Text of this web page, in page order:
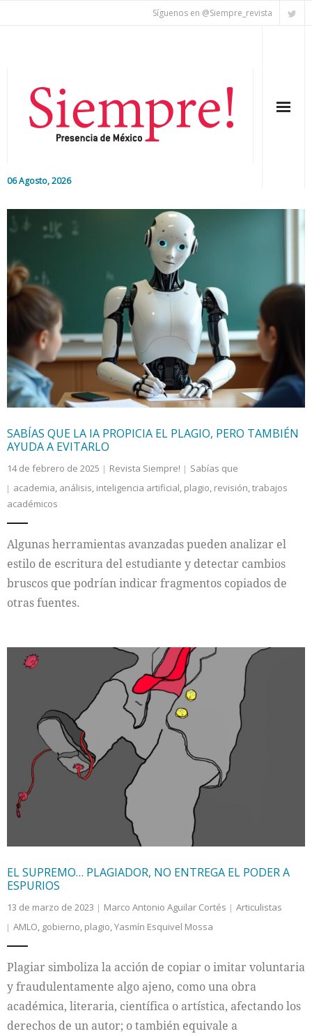
Síguenos en @Siempre_revista
06 Agosto, 2026
Editorial
Nacional
Colaboradores
Internacional
Cultura
SABÍAS QUE LA IA PROPICIA EL PLAGIO, PERO TAMBIÉN
AYUDA A EVITARLO
14 de febrero de 2025 Revista Siempre!
Sabías que
academia, análisis, inteligencia artificial, plagio, revisión,trabajos
académicos
Algunas herramientas avanzadas pueden analizar el
estilo de escritura del estudiante y detectar cambios
bruscos que podrían indicar fragmentos copiados de
otras fuentes.
EL SUPREMO… PLAGIADOR, NO ENTREGA EL PODER A
ESPURIOS
13 de marzo de 2023 Marco Antonio Aguilar Cortés
Articulistas
AMLO, gobierno, plagio,Yasmín Esquivel Mossa
Plagiar simboliza la acción de copiar o imitar voluntaria
y fraudulentamente algo ajeno, como una obra
académica, literaria, científica o artística, afectando los
derechos de un autor; o también equivale a